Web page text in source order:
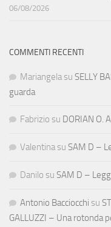
06/08/2026
COMMENTI RECENTI
Mariangela su SELLY
guarda
Fabrizio su DORIAN O.
Valentina su SAM D –
Danilo su SAM D –
Antonio Bacciocchi su
GALLUZZI – Una rotonda